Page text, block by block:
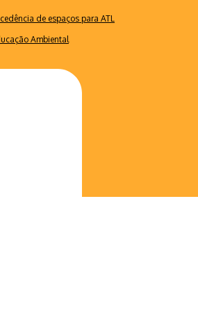
de espaços para ATL
Ambiental